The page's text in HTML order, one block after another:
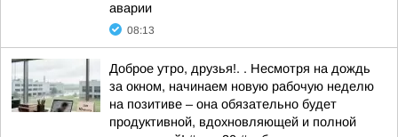
аварии
08:13
Доброе утро, друзья!. . Несмотря на дождь
за окном, начинаем новую рабочую неделю
на позитиве – она обязательно будет
продуктивной, вдохновляющей и полной